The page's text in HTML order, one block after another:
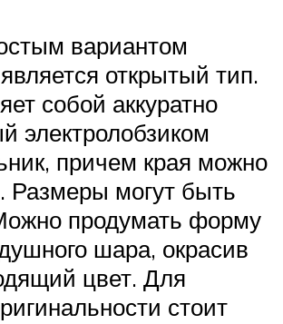
вариантом
открытый тип.
собой аккуратно
электролобзиком
причем края можно
Размеры могут быть
продумать форму
шара, окрасив
цвет. Для
стоит